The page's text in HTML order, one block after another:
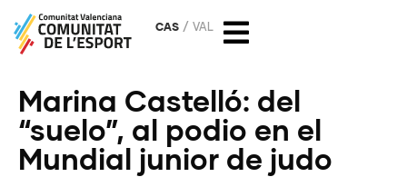
CAS VAL
Marina Castelló: del
“suelo”, al podio en el
Mundial junior de judo